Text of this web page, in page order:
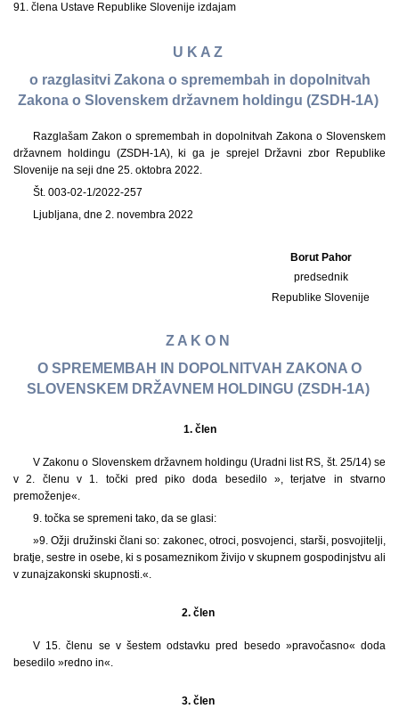
91. člena Ustave Republike Slovenije izdajam
U K A Z
o razglasitvi Zakona o spremembah in dopolnitvah
Zakona o Slovenskem državnem holdingu (ZSDH-1A)
Razglašam Zakon o spremembah in dopolnitvah Zakona o Slovenskem
državnem holdingu (ZSDH-1A), ki ga je sprejel Državni zbor Republike
Slovenije na seji dne 25. oktobra 2022.
Št. 003-02-1/2022-257
Ljubljana, dne 2. novembra 2022
Borut Pahor
predsednik
Republike Slovenije
Z A K O N
O SPREMEMBAH IN DOPOLNITVAH ZAKONA O
SLOVENSKEM DRŽAVNEM HOLDINGU (ZSDH-1A)
1. člen
V Zakonu o Slovenskem državnem holdingu (Uradni list RS, št. 25/14) se
v 2. členu v 1. točki pred piko doda besedilo », terjatve in stvarno
premoženje«.
9. točka se spremeni tako, da se glasi:
»9. Ožji družinski člani so: zakonec, otroci, posvojenci, starši, posvojitelji,
bratje, sestre in osebe, ki s posameznikom živijo v skupnem gospodinjstvu ali
v zunajzakonski skupnosti.«.
2. člen
V 15. členu se v šestem odstavku pred besedo »pravočasno« doda
besedilo »redno in«.
3. člen